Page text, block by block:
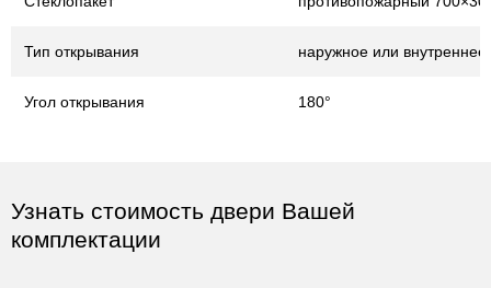
Тип открывания наружное или внутреннее
Угол открывания 180°
Узнать стоимость двери Вашей
комплектации